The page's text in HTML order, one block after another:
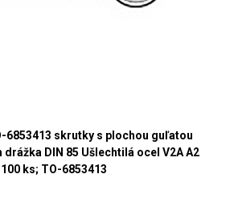
6853413 skrutky s plochou guľatou
drážka DIN 85 Ušlechtilá ocel V2A A2
100 ks; TO-6853413